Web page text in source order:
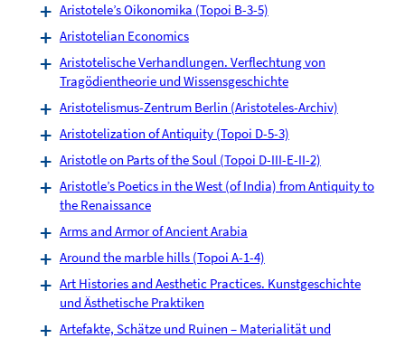
Aristotele’s Oikonomika (Topoi B-3-5)
Aristotelian Economics
Aristotelische Verhandlungen. Verflechtung von
Tragödientheorie und Wissensgeschichte
Aristotelismus-Zentrum Berlin (Aristoteles-Archiv)
Aristotelization of Antiquity (Topoi D-5-3)
Aristotle on Parts of the Soul (Topoi D-III-E-II-2)
Aristotle’s Poetics in the West (of India) from Antiquity to
the Renaissance
Arms and Armor of Ancient Arabia
Around the marble hills (Topoi A-1-4)
Art Histories and Aesthetic Practices. Kunstgeschichte
und Ästhetische Praktiken
Artefakte, Schätze und Ruinen – Materialität und